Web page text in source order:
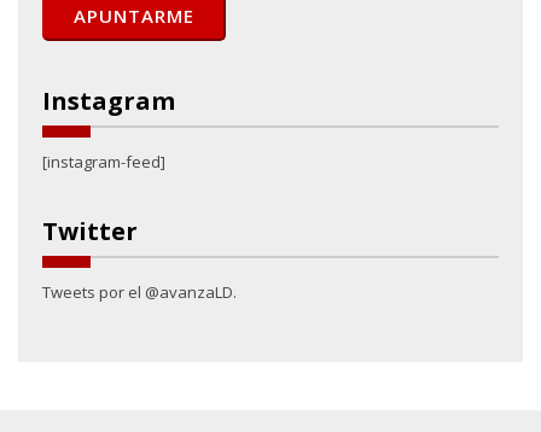
Instagram
[instagram-feed]
Twitter
Tweets por el @avanzaLD.